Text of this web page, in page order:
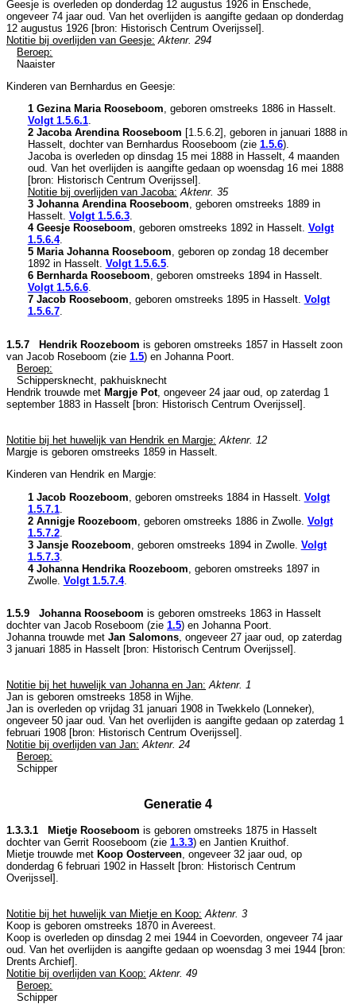
Geesje is overleden op donderdag 12 augustus 1926 in Enschede
ongeveer 74 jaar oud. Van het overlijden is aangifte gedaan op donderdag
12 augustus 1926 [bron: Historisch Centrum Overijssel].
Notitie bij overlijden van Geesje: Aktenr. 294
Beroep:
Naaister
Kinderen van Bernhardus en Geesje:
1 Gezina Maria Rooseboom, geboren omstreeks 1886 in Hasselt.
Volgt 1.5.6.1.
2 Jacoba Arendina Rooseboom [1.5.6.2], geboren in januari 1888 in
Hasselt, dochter van Bernhardus Rooseboom (zie 1.5.6).
Jacoba is overleden op dinsdag 15 mei 1888 in Hasselt, 4 maanden
oud. Van het overlijden is aangifte gedaan op woensdag 16 mei 1888
[bron: Historisch Centrum Overijssel ].
Notitie bij overlijden van Jacoba: Aktenr. 35
3 Johanna Arendina Rooseboom, geboren omstreeks 1889 in
Hasselt. Volgt 1.5.6.3.
4 Geesje Rooseboom, geboren omstreeks 1892 in Hasselt. Volgt
1.5.6.4.
5 Maria Johanna Rooseboom, geboren op zondag 18 december
1892 in Hasselt. Volgt 1.5.6.5.
6 Bernharda Rooseboom, geboren omstreeks 1894 in Hasselt.
Volgt 1.5.6.6.
7 Jacob Rooseboom, geboren omstreeks 1895 in Hasselt. Volgt
1.5.6.7.
1.5.7 Hendrik Roozeboom is geboren omstreeks 1857 in Hasselt zoon
van Jacob Roseboom (zie 1.5) en Johanna Poort.
Beroep:
Schippersknecht, pakhuisknecht
Hendrik trouwde met Margje Pot, ongeveer 24 jaar oud, op zaterdag 1
september 1883 in Hasselt [bron: Historisch Centrum Overijssel ].
Notitie bij het huwelijk van Hendrik en Margje: Aktenr. 12
Margje is geboren omstreeks 1859 in Hasselt
Kinderen van Hendrik en Margje:
1 Jacob Roozeboom , geboren omstreeks 1884 in Hasselt. Volgt
1.5.7.1.
2 Annigje Roozeboom , geboren omstreeks 1886 in Zwolle. Volgt
1.5.7.2.
3 Jansje Roozeboom , geboren omstreeks 1894 in Zwolle. Volgt
1.5.7.3.
4 Johanna Hendrika Roozeboom , geboren omstreeks 1897 in
Zwolle. Volgt 1.5.7.4.
1.5.9 Johanna Rooseboom is geboren omstreeks 1863 in Hasselt
dochter van Jacob Roseboom (zie 1.5) en Johanna Poort.
Johanna trouwde met Jan Salomons, ongeveer 27 jaar oud, op zaterdag
3 januari 1885 in Hasselt [bron: Historisch Centrum Overijssel ].
Notitie bij het huwelijk van Johanna en Jan: Aktenr. 1
Jan is geboren omstreeks 1858 in Wijhe.
Jan is overleden op vrijdag 31 januari 1908 in Twekkelo (Lonneker),
ongeveer 50 jaar oud. Van het overlijden is aangifte gedaan op zaterdag 1
februari 1908 [bron: Historisch Centrum Overijssel ].
Notitie bij overlijden van Jan: Aktenr. 24
Beroep:
Schipper
Generatie 4
1.3.3.1 Mietje Rooseboom is geboren omstreeks 1875 in Hasselt
dochter van Gerrit Rooseboom (zie 1.3.3) en Jantien Kruithof.
Mietje trouwde met Koop Oosterveen , ongeveer 32 jaar oud, op
donderdag 6 februari 1902 in Hasselt [bron: Historisch Centrum
Overijssel ].
Notitie bij het huwelijk van Mietje en Koop: Aktenr. 3
Koop is geboren omstreeks 1870 in Avereest
Koop is overleden op dinsdag 2 mei 1944 in Coevorden , ongeveer 74 jaar
oud. Van het overlijden is aangifte gedaan op woensdag 3 mei 1944 [bron:
Drents Archief].
Notitie bij overlijden van Koop: Aktenr. 49
Beroep:
Schipper